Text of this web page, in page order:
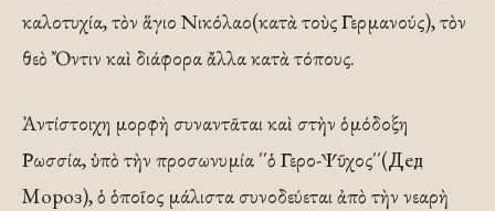
καλοτυχία, τὸν ἅγιο Νικόλαο(κατὰ τοὺς Γερμανούς), τὸν
θεὸ Ὄντιν καὶ διάφορα ἄλλα κατὰ τόπους.
Ἀντίστοιχη μορφὴ συναντᾶται καὶ στὴν ὁμόδοξη
Ρωσσία, ὑπὸ τὴν προσωνυμία ΄΄ὁ Γερο-Ψῦχος΄΄(Дед
Мороз), ὁ ὁποῖος μάλιστα συνοδεύεται ἀπὸ τὴν νεαρὴ